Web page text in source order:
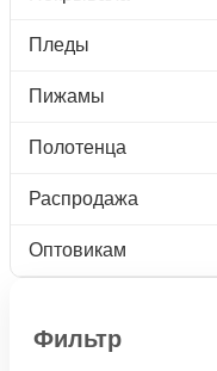
Пледы
Пижамы
Полотенца
Распродажа
Оптовикам
Фильтр